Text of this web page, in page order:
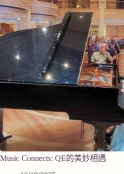
Music Connects: QE的美妙相遇